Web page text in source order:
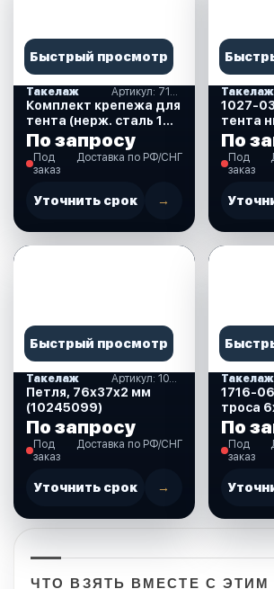
Быстрый просмотр
Такелаж
Комплект крепежа для
тента (нерж. сталь 101
шт) (710124)
По запросу
Под
заказ
Доставка по РФ/СНГ
Уточнить срок →
Такелаж
1027-
тента
По
Под
заказ
Быстрый просмотр
Такелаж
Петля, 76х37х2 мм
(10245099)
По запросу
Под
заказ
Доставка по РФ/СНГ
Уточнить срок →
Такелаж
1716-
троса
По
Под
заказ
ЧТО ВЗЯТЬ ВМЕСТЕ С ЭТИМ